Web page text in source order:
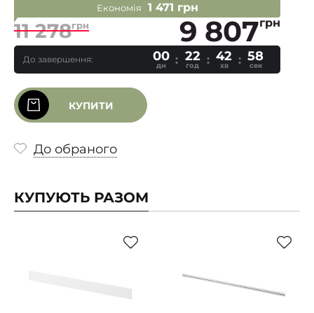
Економія 1 471 грн
11 278грн 9 807грн
До завершення: 00
дн
22
год
42
хв
57
сек
КУПИТИ
До обраного
КУПУЮТЬ РАЗОМ